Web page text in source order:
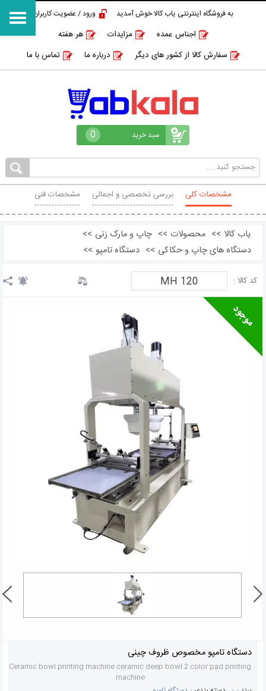
به فروشگاه اینترنتی یاب کالا خوش آمدید ورود / عضویت کاربران
اجناس عمده مزایدات
هر هفته
سفارش کالا از کشور های دیگر
درباره ما تماس با ما
سبد خرید 0
مشخصات کلی بررسی تخصصی و اجمالی مشخصات فنی
یاب کالا >> محصولات >> چاپ و مارک زنی >>
دستگاه های چاپ و حکاکی >> دستگاه تامپو >>
کد کالا : MH 120
دستگاه تامپو مخصوص ظروف چینی
Ceramic bowl printing machine ceramic deep bowl 2 color pad printing
machine